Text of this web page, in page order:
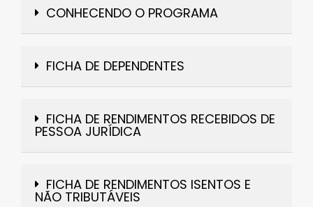
CONHECENDO O PROGRAMA
FICHA DE DEPENDENTES
FICHA DE RENDIMENTOS RECEBIDOS DE
PESSOA JURÍDICA
FICHA DE RENDIMENTOS ISENTOS E
NÃO TRIBUTÁVEIS